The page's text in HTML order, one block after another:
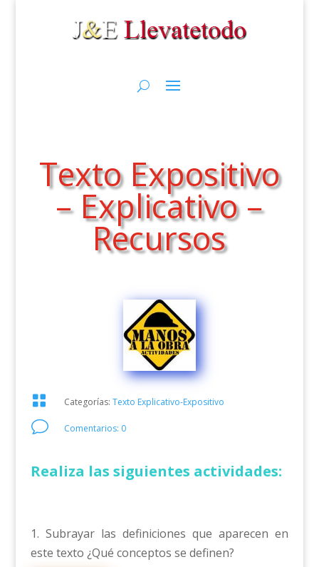
Texto Expositivo
– Explicativo –
Recursos
 Categorías: Texto Explicativo-Expositivo
v Comentarios: 0
Realiza las siguientes actividades:
1. Subrayar las definiciones que aparecen en
este texto ¿Qué conceptos se definen?